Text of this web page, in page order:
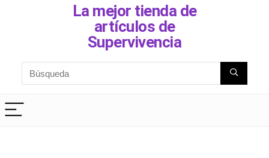
La mejor tienda de
artículos de
Supervivencia